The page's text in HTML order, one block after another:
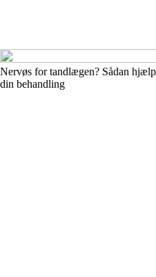
Nervøs for tandlægen? Sådan
din behandling